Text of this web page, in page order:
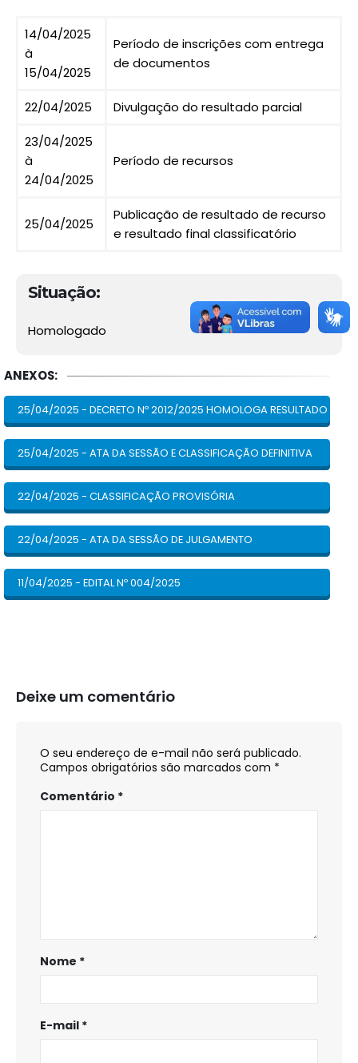
14/04/2025
à
15/04/2025
Período de inscrições com entrega
de documentos
22/04/2025 Divulgação do resultado parcial
23/04/2025
à
24/04/2025
Período de recursos
25/04/2025
Publicação de resultado de recurso
e resultado final classificatório
Situação:
Homologado
ANEXOS:
25/04/2025 - DECRETO Nº 2012/2025 HOMOLOGA RESULTADO
25/04/2025 - ATA DA SESSÃO E CLASSIFICAÇÃO DEFINITIVA
22/04/2025 - CLASSIFICAÇÃO PROVISÓRIA
22/04/2025 - ATA DA SESSÃO DE JULGAMENTO
11/04/2025 - EDITAL Nº 004/2025
Deixe um comentário
O seu endereço de e-mail não será publicado.
Campos obrigatórios são marcados com *
Comentário *
Nome *
E-mail *